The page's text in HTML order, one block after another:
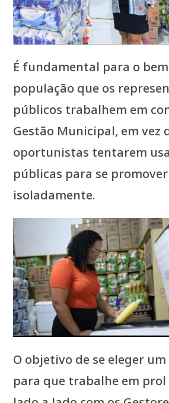
É fundamental para o
população que os
públicos trabalhem em
Gestão Municipal, em vez
oportunistas tentarem
públicas para se promover
isoladamente.
O objetivo de se eleger
para que trabalhe em